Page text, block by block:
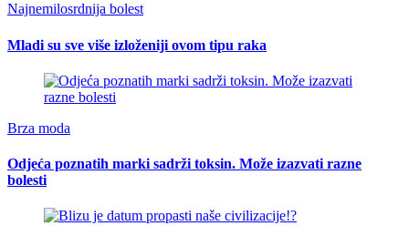
Najnemilosrdnija bolest
Mladi su sve više izloženiji ovom tipu raka
Brza moda
Odjeća poznatih marki sadrži toksin. Može izazvati razne
bolesti